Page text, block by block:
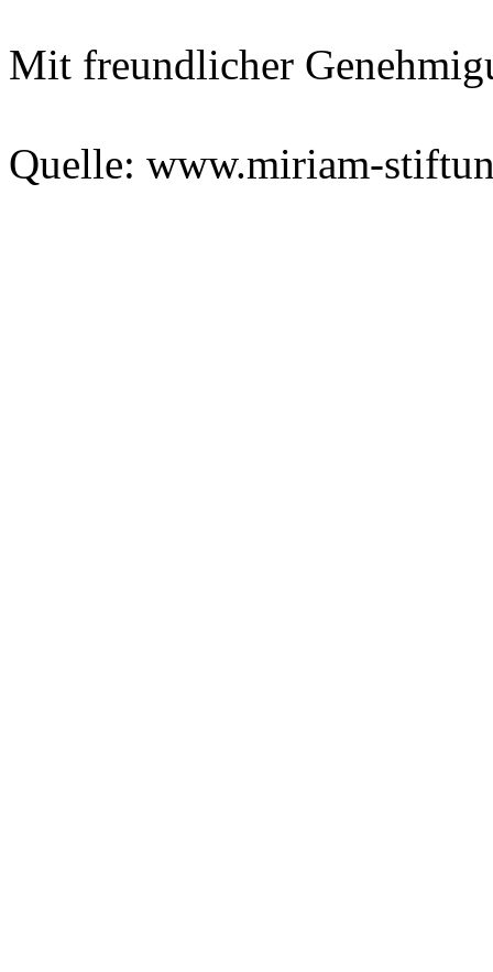
Mit freundlicher
Quelle: www.miriam-